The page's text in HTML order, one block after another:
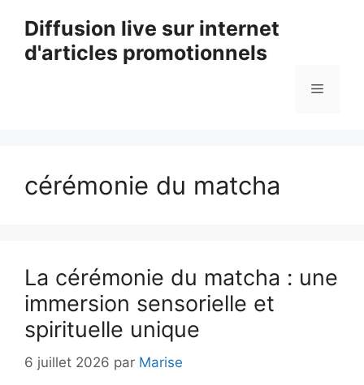
contenu
Diffusion live sur internet
d'articles promotionnels
Menu
cérémonie du matcha
La cérémonie du matcha : une
immersion sensorielle et
spirituelle unique
6 juillet 2026 par Marise